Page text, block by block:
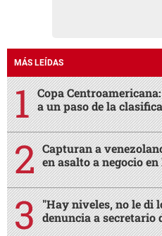
MÁS LEÍDAS
Copa
a un paso de la
Capturan a
en asalto a negocio
"Hay niveles, no le di
denuncia a secretario